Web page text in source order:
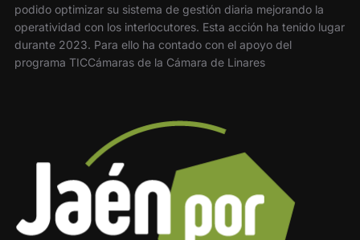
podido optimizar su sistema de gestión diaria mejorando la
operatividad con los interlocutores. Esta acción ha tenido lugar
durante 2023. Para ello ha contado con el apoyo del
programa TICCámaras de la Cámara de Linares